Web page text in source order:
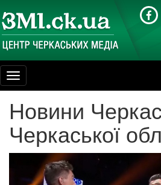
Toggle
navigation
Новини Черкас
Черкаської